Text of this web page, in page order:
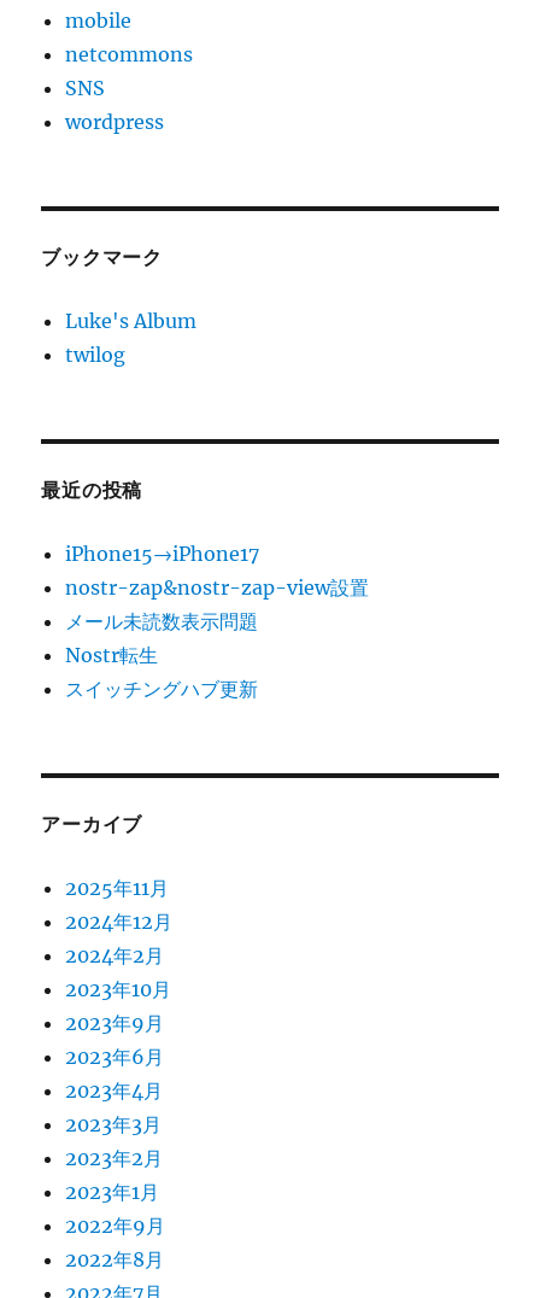
mobile
netcommons
SNS
wordpress
ブックマーク
Luke's Album
twilog
最近の投稿
iPhone15→iPhone17
nostr-zap&nostr-zap-view設置
メール未読数表示問題
Nostr転生
スイッチングハブ更新
アーカイブ
2025年11月
2024年12月
2024年2月
2023年10月
2023年9月
2023年6月
2023年4月
2023年3月
2023年2月
2023年1月
2022年9月
2022年8月
2022年7月